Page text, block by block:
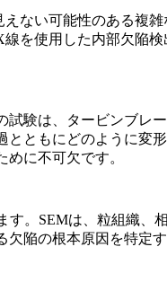
ない可能性のある複
線を使用した内部欠陥検
験は、タービンブレ
ともにどのように変
に不可欠です。
。SEMは、粒組織、
陥の根本原因を特定す